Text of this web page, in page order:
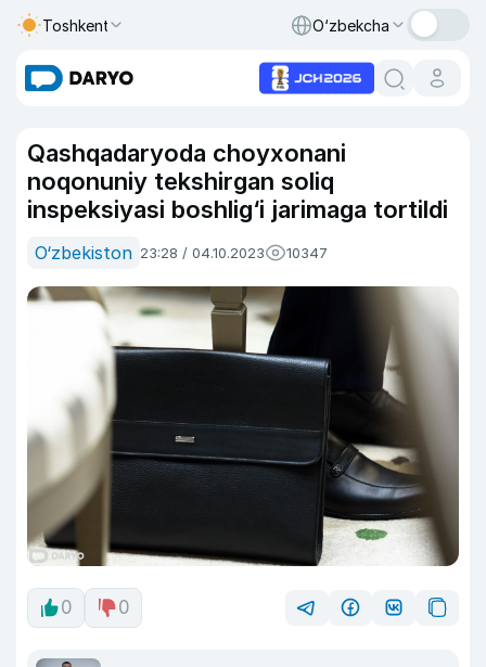
Toshkent O‘zbekcha
Qashqadaryoda choyxonani
noqonuniy tekshirgan soliq
inspeksiyasi boshlig‘i jarimaga tortildi
O‘zbekiston 23:28 / 04.10.2023 10347
0 0